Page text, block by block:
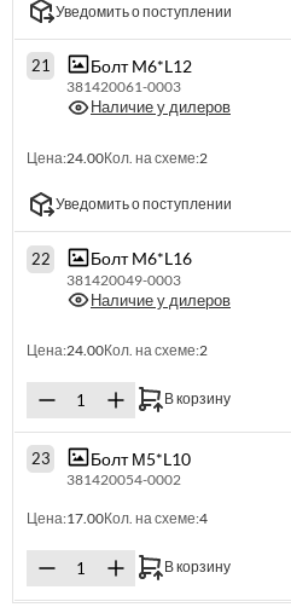
Уведомить о поступлении
21 Болт M6*L12
381420061-0003
Наличие у дилеров
Цена:24.00Кол. на схеме:2
Уведомить о поступлении
22 Болт M6*L16
381420049-0003
Наличие у дилеров
Цена:24.00Кол. на схеме:2
В корзину
23 Болт М5*L10
381420054-0002
Цена:17.00Кол. на схеме:4
В корзину